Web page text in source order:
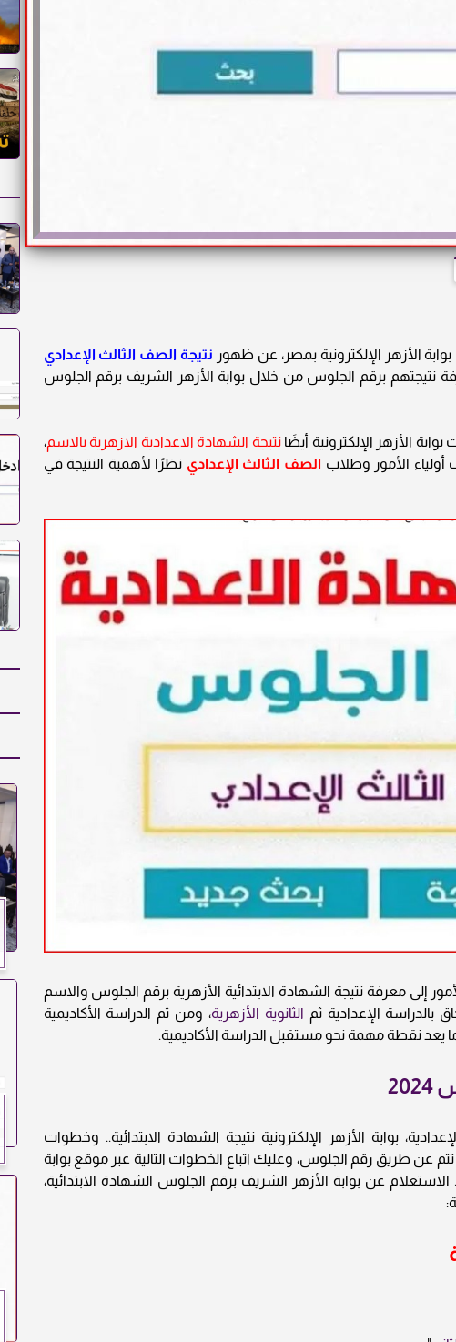
الأزهر الإلكترونية بمصر، عن ظهور نتيجة الصف الثالث الإعدادي
ويمكنك معرفة نتيجتهم برقم الجلوس من خلال بوابة الأزهر الشريف برقم الجلوس
الأزهر الإلكترونية أيضَانتيجة الشهادة الاعدادية الازهرية بالاسم،
الأمور وطلاب الصف الثالث الإعدادي نظرًا لأهمية النتيجة في
إلى معرفة نتيجة الشهادة الابتدائية الأزهرية برقم الجلوس والاسم
بالدراسة الإعدادية ثم
الثانوية الأزهرية، ومن ثم الدراسة الأكاديمية
ما يعد نقطة مهمة نحو مستقبل الدراسة الأكاديمية.
بوابة الأزهر الإلكترونية نتيجة الشهادة الابتدائية.. وخطوات
عن طريق رقم الجلوس، وعليك اتباع الخطوات التالية عبر موقع بوابة
عن بوابة الأزهر الشريف برقم الجلوس الشهادة الابتدائية،